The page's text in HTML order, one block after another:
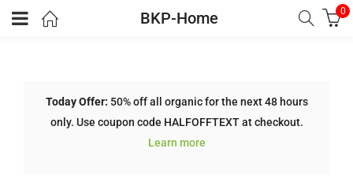
BKP-Home 0
Today Offer: 50% off all organic for the next 48 hours
only. Use coupon code HALFOFFTEXT at checkout.
Learn more